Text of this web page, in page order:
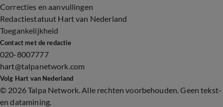
Correcties en aanvullingen
Redactiestatuut Hart van Nederland
Toegankelijkheid
Contact met de redactie
020-8007777
hart@talpanetwork.com
Volg Hart van Nederland
© 2026 Talpa Network. Alle rechten voorbehouden. Geen tekst-
en datamining.